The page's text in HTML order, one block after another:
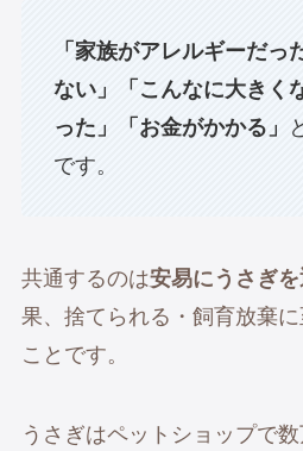
「家族がアレルギーだっ
ない」「こんなに大きく
った」「お金がかかる」
です。
共通するのは安易にうさぎ
果、捨てられる・飼育放棄
ことです。
うさぎはペットショップで